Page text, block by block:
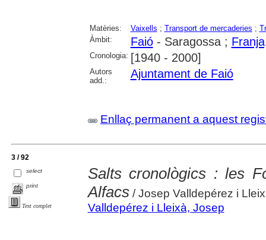
Matèries: Vaixells ; Transport de mercaderies ;
Àmbit:
Faió- Saragossa ;
Cronologia: [1940 - 2000]
Autors
add.:
Ajuntament de Faió
Enllaç permanent a aquest
3 / 92
select
print
Text complet
Salts cronològics : les
Alfacs/ Josep Valldepérez i
Valldepérez i Lleixà, Josep